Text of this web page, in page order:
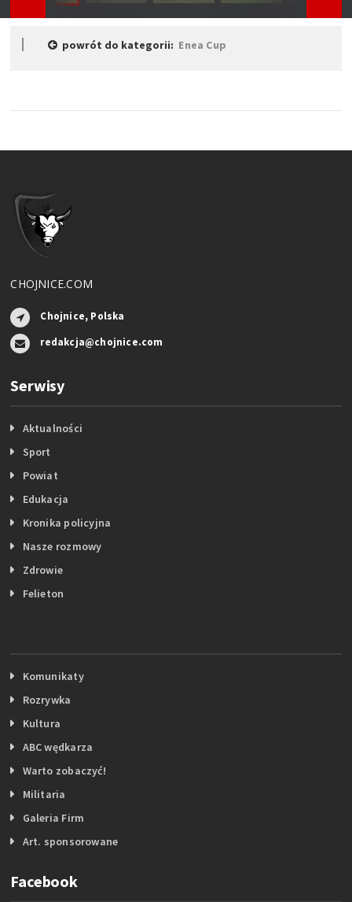
powrót do kategorii: Enea Cup
CHOJNICE.COM
Chojnice, Polska
redakcja@chojnice.com
Serwisy
Aktualności
Sport
Powiat
Edukacja
Kronika policyjna
Nasze rozmowy
Zdrowie
Felieton
Komunikaty
Rozrywka
Kultura
ABC wędkarza
Warto zobaczyć!
Militaria
Galeria Firm
Art. sponsorowane
Facebook